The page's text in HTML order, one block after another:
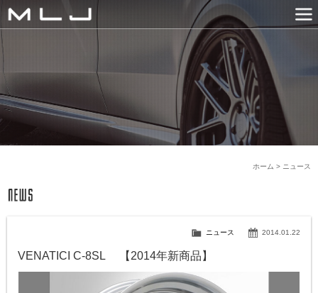
MLJ / Lexani(レクサーニ
PRODUCTS
GALLERY
SNS
NEWS
COMPANY
HISTORY
CONTACT US
LINK
ニュース
ホーム >
2014.01.22
ニュース
VENATICI C-8SL 【2014年新商品】